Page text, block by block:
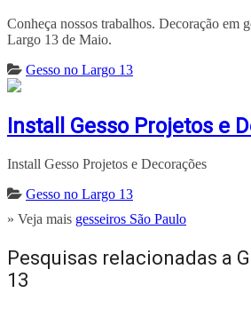
Conheça nossos trabalhos. Decoração em
Largo 13 de Maio.
Gesso no Largo 13
Install Gesso Projetos e
Install Gesso Projetos e Decorações
Gesso no Largo 13
» Veja mais gesseiros São Paulo
Pesquisas relacionadas a
13